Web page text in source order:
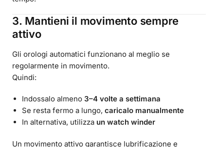
3. Mantieni il movimento sempre
attivo
Gli orologi automatici funzionano al meglio se
regolarmente in movimento.
Quindi:
Indossalo almeno 3–4 volte a settimana
Se resta fermo a lungo, caricalo manualmente
In alternativa, utilizza un watch winder
Un movimento attivo garantisce lubrificazione e